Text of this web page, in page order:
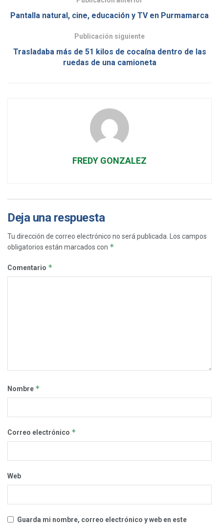
Pantalla natural, cine, educación y TV en Purmamarca
Publicación siguiente
Trasladaba más de 51 kilos de cocaína dentro de las
ruedas de una camioneta
FREDY GONZALEZ
Deja una respuesta
Tu dirección de correo electrónico no será publicada. Los campos
obligatorios están marcados con *
Comentario *
Nombre *
Correo electrónico *
Web
Guarda mi nombre, correo electrónico y web en este